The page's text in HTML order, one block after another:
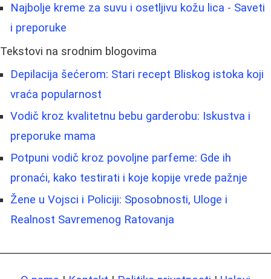
Najbolje kreme za suvu i osetljivu kožu lica - Saveti
i preporuke
Tekstovi na srodnim blogovima
Depilacija šećerom: Stari recept Bliskog istoka koji
vraća popularnost
Vodič kroz kvalitetnu bebu garderobu: Iskustva i
preporuke mama
Potpuni vodič kroz povoljne parfeme: Gde ih
pronaći, kako testirati i koje kopije vrede pažnje
Žene u Vojsci i Policiji: Sposobnosti, Uloge i
Realnost Savremenog Ratovanja